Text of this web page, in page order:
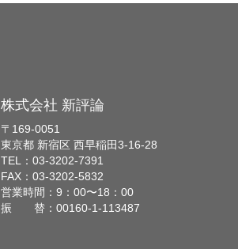
株式会社 新評論
〒169-0051
東京都 新宿区 西早稲田3-16-28
TEL：03-3202-7391
FAX：03-3202-5832
営業時間：9：00〜18：00
振 替：00160-1-113487